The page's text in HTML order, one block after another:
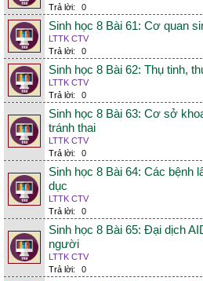
Trả lời:
0
Sinh học 8 Bài 61: Cơ quan
LTTK CTV
Trả lời:
0
Sinh học 8 Bài 62: Thụ tinh,
LTTK CTV
Trả lời:
0
Sinh học 8 Bài 63: Cơ sở
tránh thai
LTTK CTV
Trả lời:
0
Sinh học 8 Bài 64: Các bệnh
dục
LTTK CTV
Trả lời:
0
Sinh học 8 Bài 65: Đại dịch
người
LTTK CTV
Trả lời:
0